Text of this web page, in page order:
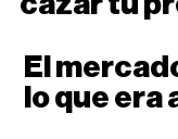
El
lo que era